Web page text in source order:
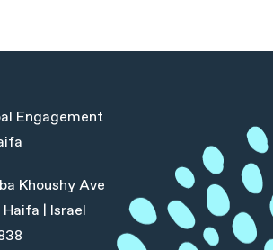
Engagement
Khoushy Ave
| Israel